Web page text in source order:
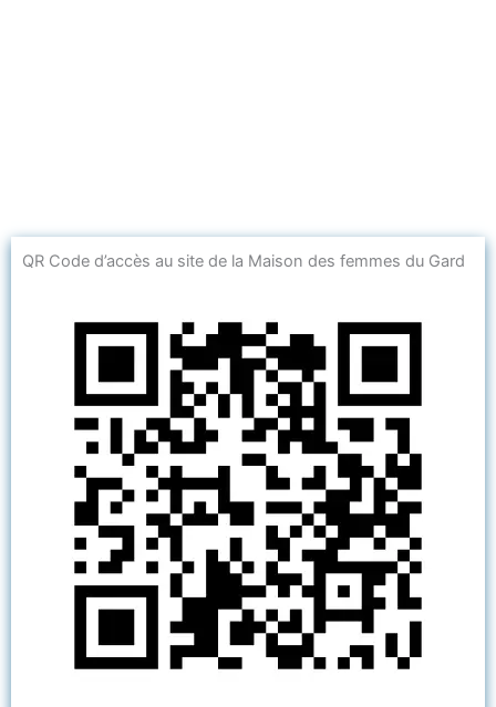
QR Code d’accès au site de la Maison des femmes du Gard